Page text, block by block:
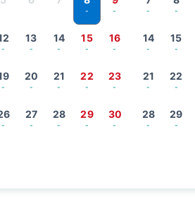
- -
-
13
-
14
-
15
-
16
-
-
20
-
21
-
22
-
23
-
-
27
-
28
-
29
-
30
-
- -
14
-
15
-
21
-
22
-
28
-
29
-